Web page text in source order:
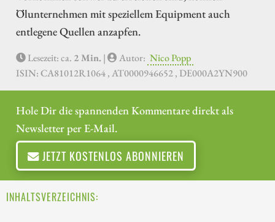
Ölunternehmen mit speziellem Equipment auch
entlegene Quellen anzapfen.
Lesezeit: ca. 2 Min. | Autor: Nico Popp
ISIN: CA81012R1064 , AT0000946652 , DE000A2YN900
Hole Dir die spannenden Kommentare direkt als
Newsletter per E-Mail.
JETZT KOSTENLOS ABONNIEREN
INHALTSVERZEICHNIS: